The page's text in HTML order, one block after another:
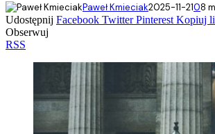
Paweł Kmieciak2025-11-2108
Udostępnij Facebook Twitter Pinterest Kopiuj
Obserwuj
RSS